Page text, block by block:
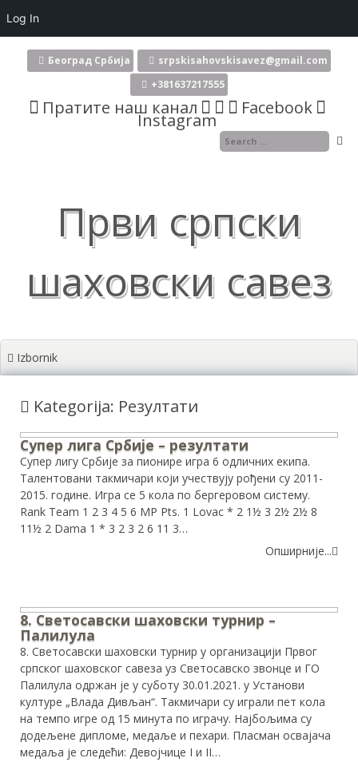
Београд Србија
srpskisahovskisavez@gmail.com
+381637217555
Пратите наш канал Facebook
Instagram
Први српски
шаховски савез
Izbornik
Kategorija: Резултати
Супер лига Србије – резултати
Супер лигу Србије за пионире игра 6 одличних екипа.
Талентовани такмичари који учествују рођени су 2011-
2015. године. Игра се 5 кола по бергеровом систему.
Rank Team 1 2 3 4 5 6 MP Pts. 1 Lovac * 2 1½ 3 2½ 2½ 8
11½ 2 Dama 1 * 3 2 3 2 6 11 3…
Опширније...
8. Светосавски шаховски турнир –
Палилула
8. Светосавски шаховски турнир у организацији Првог
српског шаховског савеза уз Светосавско звонце и ГО
Палилула одржан је у суботу 30.01.2021. у Установи
културе „Влада Дивљан“. Такмичари су играли пет кола
на темпо игре од 15 минута по играчу. Најбољима су
додељене дипломе, медаље и пехари. Пласман освајача
медаља је следећи: Девојчице I и II…
Log In